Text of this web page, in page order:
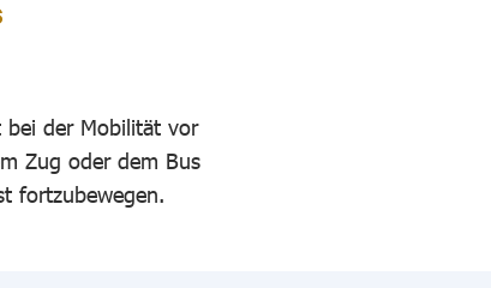
bei der Mobilität vor
Zug oder dem Bus
fortzubewegen.